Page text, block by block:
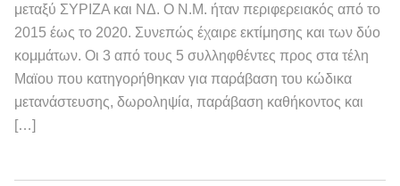
μεταξύ ΣΥΡΙΖΑ και ΝΔ. Ο Ν.Μ. ήταν περιφερειακός από το
2015 έως το 2020. Συνεπώς έχαιρε εκτίμησης και των δύο
κομμάτων. Οι 3 από τους 5 συλληφθέντες προς στα τέλη
Μαϊου που κατηγορήθηκαν για παράβαση του κώδικα
μετανάστευσης, δωροληψία, παράβαση καθήκοντος και
[…]